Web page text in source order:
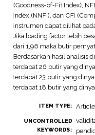
(Goodness-of-Fit Index),
Index (NNFI), dan CFI
instrumen dapat dilihat
Jika loading factor lebih
dari 1,96 maka butir
Berdasarkan hasil analisis
terdapat 26 butir yang
terdapat 23 butir yang
terdapat 18 butir yang
ITEM TYPE: Article
UNCONTROLLED
KEYWORDS: